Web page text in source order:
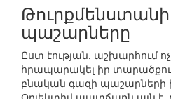
պաշարները
Ըստ էության, աշխարհում ոչ
հրապարակել իր
բնական գազի պաշարների